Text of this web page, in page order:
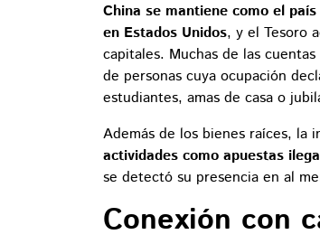
China se mantiene como el
en Estados Unidos, y el Tesoro
capitales. Muchas de las
de personas cuya ocupación
estudiantes, amas de casa o
Además de los bienes raíces, la
actividades como apuestas
se detectó su presencia en al
Conexión con